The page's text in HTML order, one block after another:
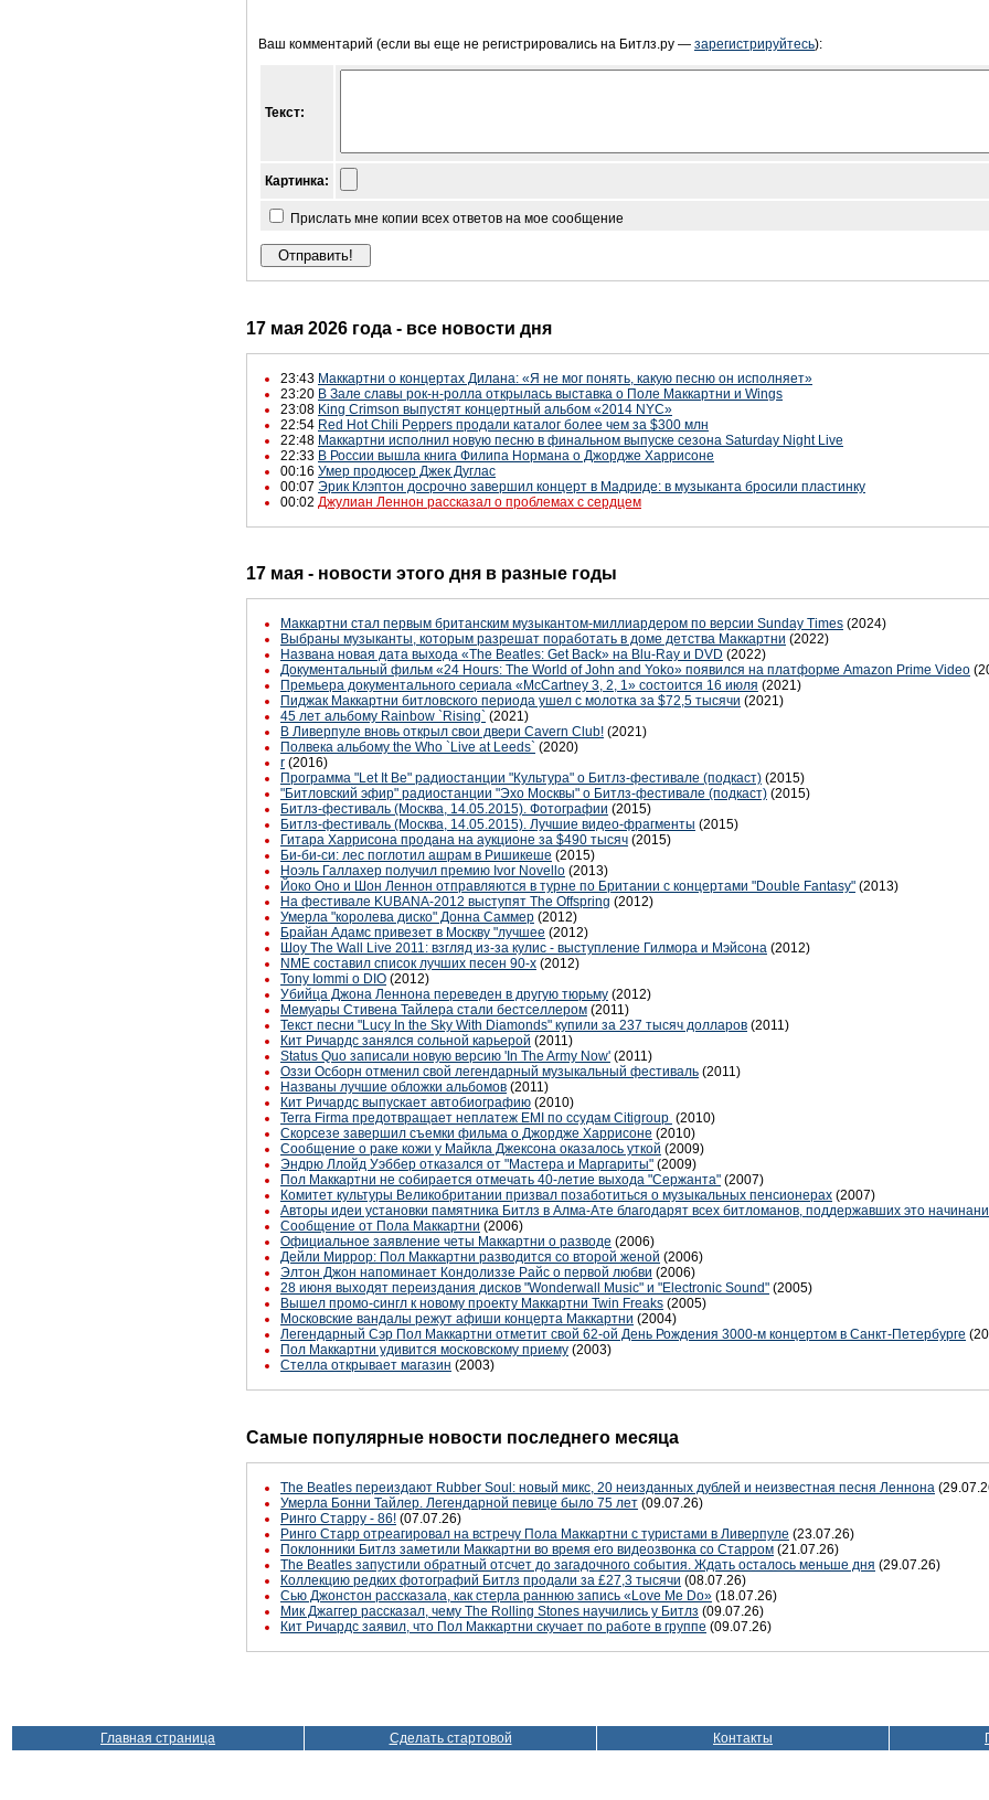
Ваш комментарий (если вы еще не регистрировались на Битлз.ру — зарегистрируйтесь):
Текст:
Картинка:
Прислать мне копии всех ответов на мое сообщение
17 мая 2026 года - все новости дня
23:43 Маккартни о концертах Дилана: «Я не мог понять, какую песню он исполняет»
23:20 В Зале славы рок-н-ролла открылась выставка о Поле Маккартни и Wings
23:08 King Crimson выпустят концертный альбом «2014 NYC»
22:54 Red Hot Chili Peppers продали каталог более чем за $300 млн
22:48 Маккартни исполнил новую песню в финальном выпуске сезона Saturday Night Live
22:33 В России вышла книга Филипа Нормана о Джордже Харрисоне
00:16 Умер продюсер Джек Дуглас
00:07 Эрик Клэптон досрочно завершил концерт в Мадриде: в музыканта бросили пластинку
00:02 Джулиан Леннон рассказал о проблемах с сердцем
17 мая - новости этого дня в разные годы
Маккартни стал первым британским музыкантом-миллиардером по версии Sunday Times (2024)
Выбраны музыканты, которым разрешат поработать в доме детства Маккартни (2022)
Названа новая дата выхода «The Beatles: Get Back» на Blu-Ray и DVD (2022)
Документальный фильм «24 Hours: The World of John and Yoko» появился на платформе Amazon Prime Video
Премьера документального сериала «McCartney 3, 2, 1» состоится 16 июля (2021)
Пиджак Маккартни битловского периода ушел с молотка за $72,5 тысячи (2021)
45 лет альбому Rainbow `Rising` (2021)
В Ливерпуле вновь открыл свои двери Cavern Club! (2021)
Полвека альбому the Who `Live at Leeds` (2020)
r (2016)
Программа "Let It Be" радиостанции "Культура" о Битлз-фестивале (подкаст) (2015)
"Битловский эфир" радиостанции "Эхо Москвы" о Битлз-фестивале (подкаст) (2015)
Битлз-фестиваль (Москва, 14.05.2015). Фотографии (2015)
Битлз-фестиваль (Москва, 14.05.2015). Лучшие видео-фрагменты (2015)
Гитара Харрисона продана на аукционе за $490 тысяч (2015)
Би-би-си: лес поглотил ашрам в Ришикеше (2015)
Ноэль Галлахер получил премию Ivor Novello (2013)
Йоко Оно и Шон Леннон отправляются в турне по Британии с концертами "Double Fantasy" (2013)
На фестивале KUBANA-2012 выступят The Offspring (2012)
Умерла "королева диско" Донна Саммер (2012)
Брайан Адамс привезет в Москву "лучшее (2012)
Шоу The Wall Live 2011: взгляд из-за кулис - выступление Гилмора и Мэйсона (2012)
NME составил список лучших песен 90-х (2012)
Tony Iommi о DIO (2012)
Убийца Джона Леннона переведен в другую тюрьму (2012)
Мемуары Стивена Тайлера стали бестселлером (2011)
Текст песни "Lucy In the Sky With Diamonds" купили за 237 тысяч долларов (2011)
Кит Ричардс занялся сольной карьерой (2011)
Status Quo записали новую версию 'In The Army Now' (2011)
Оззи Осборн отменил свой легендарный музыкальный фестиваль (2011)
Названы лучшие обложки альбомов (2011)
Кит Ричардс выпускает автобиографию (2010)
Terra Firma предотвращает неплатеж EMI по ссудам Citigroup (2010)
Скорсезе завершил съемки фильма о Джордже Харрисоне (2010)
Сообщение о раке кожи у Майкла Джексона оказалось уткой (2009)
Эндрю Ллойд Уэббер отказался от "Мастера и Маргариты" (2009)
Пол Маккартни не собирается отмечать 40-летие выхода "Сержанта" (2007)
Комитет культуры Великобритании призвал позаботиться о музыкальных пенсионерах (2007)
Авторы идеи установки памятника Битлз в Алма-Ате благодарят всех битломанов, поддержавших это
Сообщение от Пола Маккартни (2006)
Официальное заявление четы Маккартни о разводе (2006)
Дейли Миррор: Пол Маккартни разводится со второй женой (2006)
Элтон Джон напоминает Кондолиззе Райс о первой любви (2006)
28 июня выходят переиздания дисков "Wonderwall Music" и "Electronic Sound" (2005)
Вышел промо-сингл к новому проекту Маккартни Twin Freaks (2005)
Московские вандалы режут афиши концерта Маккартни (2004)
Легендарный Сэр Пол Маккартни отметит свой 62-ой День Рождения 3000-м концертом в Санкт-Петербурге
Пол Маккартни удивится московскому приему (2003)
Стелла открывает магазин (2003)
Самые популярные новости последнего месяца
The Beatles переиздают Rubber Soul: новый микс, 20 неизданных дублей и неизвестная песня Леннона
Умерла Бонни Тайлер. Легендарной певице было 75 лет (09.07.26)
Ринго Старру - 86! (07.07.26)
Ринго Старр отреагировал на встречу Пола Маккартни с туристами в Ливерпуле (23.07.26)
Поклонники Битлз заметили Маккартни во время его видеозвонка со Старром (21.07.26)
The Beatles запустили обратный отсчет до загадочного события. Ждать осталось меньше дня (29.07.26)
Коллекцию редких фотографий Битлз продали за £27,3 тысячи (08.07.26)
Сью Джонстон рассказала, как стерла раннюю запись «Love Me Do» (18.07.26)
Мик Джаггер рассказал, чему The Rolling Stones научились у Битлз (09.07.26)
Кит Ричардс заявил, что Пол Маккартни скучает по работе в группе (09.07.26)
Главная страница Сделать стартовой Контакты